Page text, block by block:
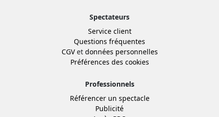
Spectateurs
Service client
Questions fréquentes
CGVet données personnelles
Préférences des cookies
Professionnels
Référencer un spectacle
Publicité